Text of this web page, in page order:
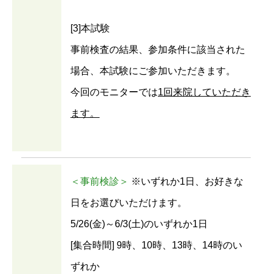
[3]本試験
事前検査の結果、参加条件に該当された
場合、本試験にご参加いただきます。
今回のモニターでは1回来院していただき
ます。
＜事前検診＞ ※いずれか1日、お好きな
日をお選びいただけます。
5/26(金)～6/3(土)のいずれか1日
[集合時間] 9時、10時、13時、14時のい
ずれか